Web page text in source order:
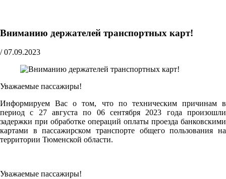
Вниманию держателей транспортных карт!
/ 07.09.2023
Уважаемые пассажиры!
Информируем Вас о том, что по техническим причинам в
период с 27 августа по 06 сентября 2023 года произошли
задержки при обработке операций оплаты проезда банковскими
картами в пассажирском транспорте общего пользования на
территории Тюменской области.
Уважаемые пассажиры!